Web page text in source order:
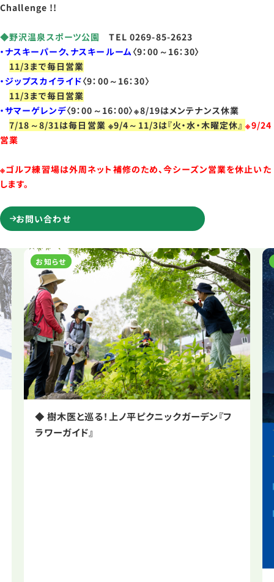
Challenge !!
◆野沢温泉スポーツ公園TEL 0269-85-2623
・ナスキーパーク、ナスキールーム〈9：00～16：30〉
11/3まで毎日営業
・ジップスカイライド〈9：00～16：30〉
11/3まで毎日営業
・サマーゲレンデ〈9：00～16：00〉※8/19はメンテナンス休業
7/18～8/31は毎日営業 ※9/4～11/3は『火・水・木曜定休』※9/24
営業
※ゴルフ練習場は外周ネット補修のため、今シーズン営業を休止いた
します。
お問い合わせ
お知らせ
◆ 樹木医と巡る！上ノ平ピクニックガーデン『フ
ラワーガイド』